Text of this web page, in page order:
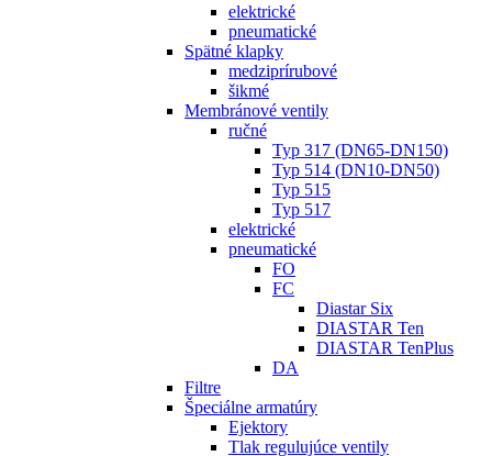
elektrické
pneumatické
Spätné klapky
medziprírubové
šikmé
Membránové ventily
ručné
Typ 317 (DN65-DN150)
Typ 514 (DN10-DN50)
Typ 515
Typ 517
elektrické
pneumatické
FO
FC
Diastar Six
DIASTAR Ten
DIASTAR TenPlus
DA
Filtre
Špeciálne armatúry
Ejektory
Tlak regulujúce ventily